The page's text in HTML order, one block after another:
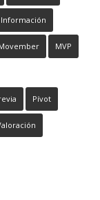
Información
MVP
Pívot